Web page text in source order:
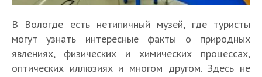
В Вологде есть нетипичный музей, где туристы
могут узнать интересные факты о природных
явлениях, физических и химических процессах,
оптических иллюзиях и многом другом. Здесь не